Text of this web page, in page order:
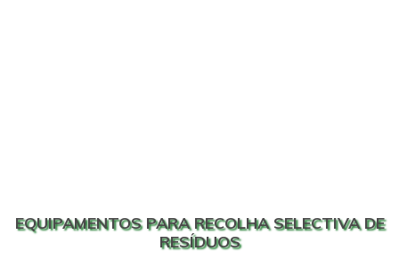
EQUIPAMENTOS PARA RECOLHA SELECTIVA DE
RESÍDUOS